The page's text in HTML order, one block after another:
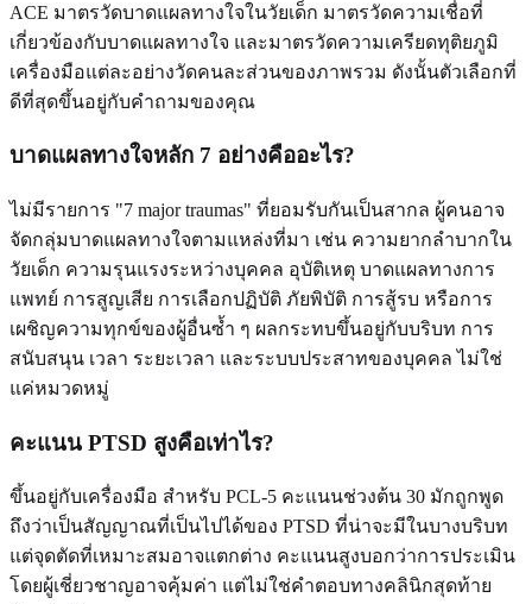
ACE มาตรวัดบาดแผลทางใจในวัยเด็ก มาตรวัดความเชื่อที่
เกี่ยวข้องกับบาดแผลทางใจ และมาตรวัดความเครียดทุติยภูมิ
เครื่องมือแต่ละอย่างวัดคนละส่วนของภาพรวม ดังนั้นตัวเลือกที่
ดีที่สุดขึ้นอยู่กับคำถามของคุณ
บาดแผลทางใจหลัก 7 อย่างคืออะไร?
ไม่มีรายการ "7 major traumas" ที่ยอมรับกันเป็นสากล ผู้คนอาจ
จัดกลุ่มบาดแผลทางใจตามแหล่งที่มา เช่น ความยากลำบากใน
วัยเด็ก ความรุนแรงระหว่างบุคคล อุบัติเหตุ บาดแผลทางการ
แพทย์ การสูญเสีย การเลือกปฏิบัติ ภัยพิบัติ การสู้รบ หรือการ
เผชิญความทุกข์ของผู้อื่นซ้ำ ๆ ผลกระทบขึ้นอยู่กับบริบท การ
สนับสนุน เวลา ระยะเวลา และระบบประสาทของบุคคล ไม่ใช่
แค่หมวดหมู่
คะแนน PTSD สูงคือเท่าไร?
ขึ้นอยู่กับเครื่องมือ สำหรับ PCL-5 คะแนนช่วงต้น 30 มักถูกพูด
ถึงว่าเป็นสัญญาณที่เป็นไปได้ของ PTSD ที่น่าจะมีในบางบริบท
แต่จุดตัดที่เหมาะสมอาจแตกต่าง คะแนนสูงบอกว่าการประเมิน
โดยผู้เชี่ยวชาญอาจคุ้มค่า แต่ไม่ใช่คำตอบทางคลินิกสุดท้าย